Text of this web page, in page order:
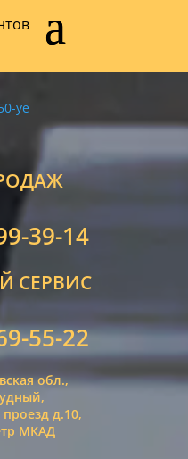
39-14
СЕРВИС
55-22
обл.,
д.10,
МКАД